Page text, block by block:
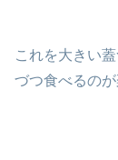
これを大きい
づつ食べるのが